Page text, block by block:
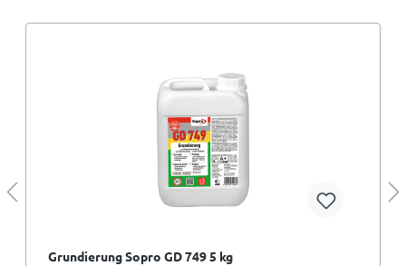
Grundierung Sopro GD 749 5 kg